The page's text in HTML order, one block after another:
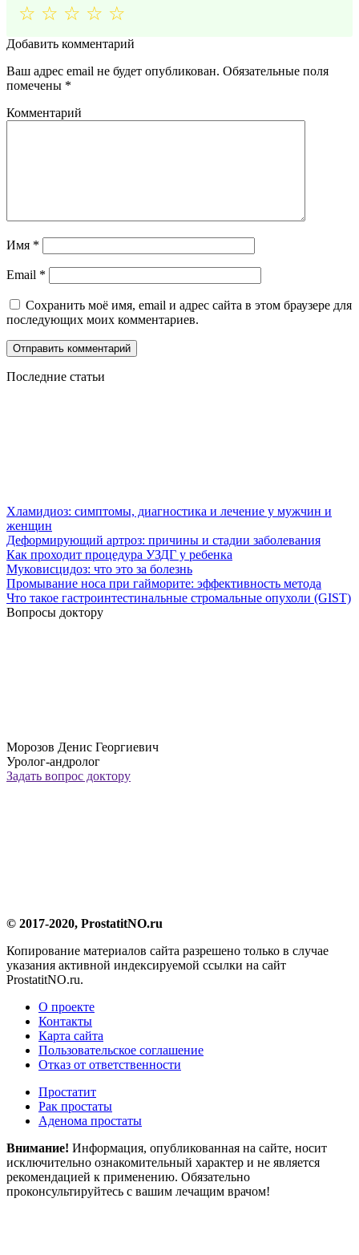
☆ ☆ ☆ ☆ ☆
Добавить комментарий
Ваш адрес email не будет опубликован. Обязательные поля
помечены *
Комментарий
Имя *
Email *
Сохранить моё имя, email и адрес сайта в этом браузере для
последующих моих комментариев.
Последние статьи
Хламидиоз: симптомы, диагностика и лечение у мужчин и
женщин
Деформирующий артроз: причины и стадии заболевания
Как проходит процедура УЗДГ у ребенка
Муковисцидоз: что это за болезнь
Промывание носа при гайморите: эффективность метода
Что такое гастроинтестинальные стромальные опухоли (GIST)
Вопросы доктору
Морозов Денис Георгиевич
Уролог-андролог
Задать вопрос доктору
© 2017-2020, ProstatitNO.ru
Копирование материалов сайта разрешено только в случае
указания активной индексируемой ссылки на сайт
ProstatitNO.ru.
О проекте
Контакты
Карта сайта
Пользовательское соглашение
Отказ от ответственности
Простатит
Рак простаты
Аденома простаты
Внимание! Информация, опубликованная на сайте, носит
исключительно ознакомительный характер и не является
рекомендацией к применению. Обязательно
проконсультируйтесь с вашим лечащим врачом!